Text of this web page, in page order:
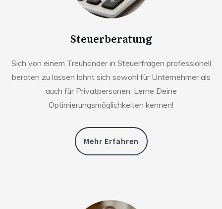
Steuerberatung
Sich von einem Treuhänder in Steuerfragen professionell
beraten zu lassen lohnt sich sowohl für Unternehmer als
auch für Privatpersonen. Lerne Deine
Optimierungsmöglichkeiten kennen!
Mehr Erfahren